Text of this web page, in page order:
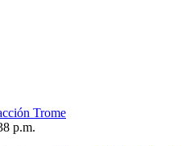
Trome
p.m.